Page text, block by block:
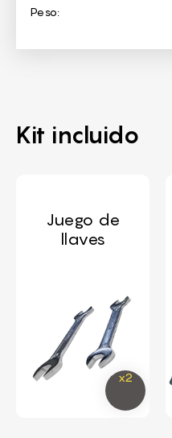
Peso:
Kit incluido
Juego de
llaves